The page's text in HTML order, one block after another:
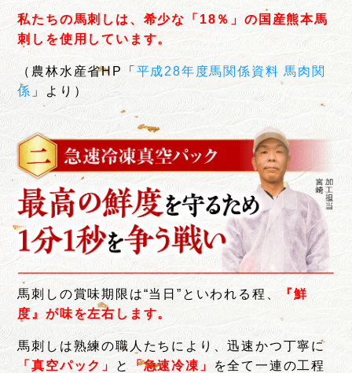
私たちの馬刺しは、希少な「18％」の国産熊本馬
刺しを使用しています。
（農林水産省HP「 平成28年度馬関係資料 馬肉関
係 」より）
馬刺しの賞味期限は“当日”といわれる程、
『鮮
度』が味を左右します。
馬刺しは熟練の職人たちにより、迅速かつ丁寧に
「真空パック」
と 「急速冷凍」 を全て一連の工程